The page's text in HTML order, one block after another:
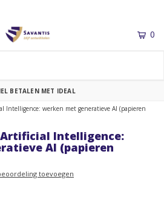
0
BETALEN MET IDEAL
Intelligence: werken met generatieve AI (papieren
Artificial Intelligence:
AI (papieren
toevoegen